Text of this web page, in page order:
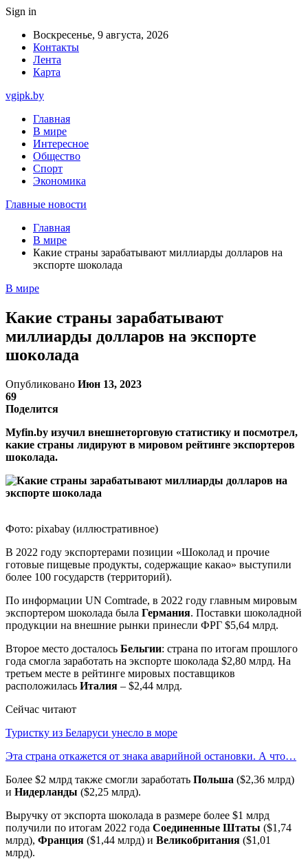
Sign in
Воскресенье, 9 августа, 2026
Контакты
Лента
Карта
vgipk.by
Главная
В мире
Интересное
Общество
Спорт
Экономика
Главные новости
Главная
В мире
Какие страны зарабатывают миллиарды долларов на
экспорте шоколада
В мире
Какие страны зарабатывают
миллиарды долларов на экспорте
шоколада
Опубликовано Июн 13, 2023
69
Поделится
Myfin.by изучил внешнеторговую статистику и посмотрел,
какие страны лидируют в мировом рейтинге экспортеров
шоколада.
Фото: pixabay (иллюстративное)
В 2022 году экспортерами позиции «Шоколад и прочие
готовые пищевые продукты, содержащие какао» выступили
более 100 государств (территорий).
По информации UN Comtrade, в 2022 году главным мировым
экспортером шоколада была Германия. Поставки шоколадной
продукции на внешние рынки принесли ФРГ $5,64 млрд.
Второе место досталось Бельгии: страна по итогам прошлого
года смогла заработать на экспорте шоколада $2,80 млрд. На
третьем месте в рейтинге мировых поставщиков
расположилась Италия – $2,44 млрд.
Сейчас читают
Туристку из Беларуси унесло в море
Эта страна откажется от знака аварийной остановки. А что…
Более $2 млрд также смогли заработать Польша ($2,36 млрд)
и Нидерланды ($2,25 млрд).
Выручку от экспорта шоколада в размере более $1 млрд
получили по итогам 2022 года Соединенные Штаты ($1,74
млрд), Франция ($1,44 млрд) и Великобритания ($1,01
млрд).